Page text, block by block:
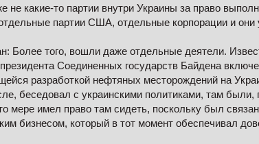
не какие-то партии внутри Украины за право
партии США, отдельные корпорации и они
Более того, вошли даже отдельные деятели.
Соединенных государств Байдена
разработкой нефтяных месторождений на
беседовал с украинскими политиками, там были,
мере имел право там сидеть, поскольку был
бизнесом, который в тот момент обеспечивал